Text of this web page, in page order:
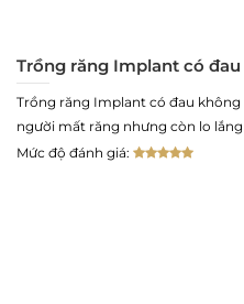
Trồng răng Implant có
Trồng răng Implant có đau
người mất răng nhưng còn lo lắng
Mức độ đánh giá: